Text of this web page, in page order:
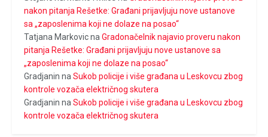
nakon pitanja Rešetke: Građani prijavljuju nove ustanove
sa „zaposlenima koji ne dolaze na posao“
Tatjana MarkovicnaGradonačelnik najavio proveru nakon
pitanja Rešetke: Građani prijavljuju nove ustanove sa
„zaposlenima koji ne dolaze na posao“
Gradjanin naSukob policije i više građana u Leskovcu zbog
kontrole vozača električnog skutera
Gradjanin naSukob policije i više građana u Leskovcu zbog
kontrole vozača električnog skutera